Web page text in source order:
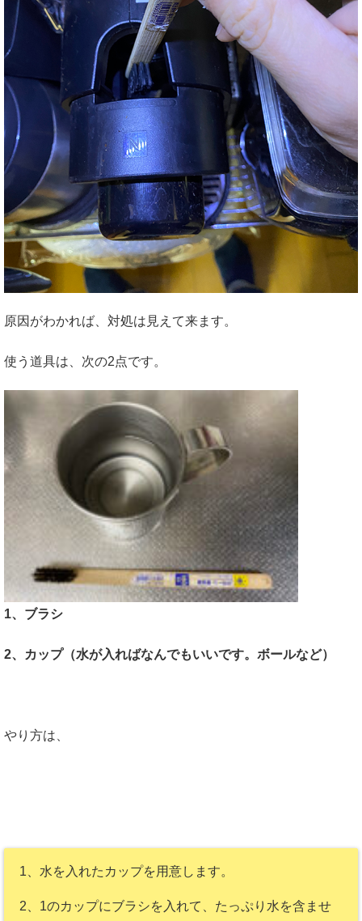
原因がわかれば、対処は見えて来ます。
使う道具は、次の2点です。
1、ブラシ
2、カップ（水が入ればなんでもいいです。ボールなど）
やり方は、
1、水を入れたカップを用意します。
2、1のカップにブラシを入れて、たっぷり水を含ませ